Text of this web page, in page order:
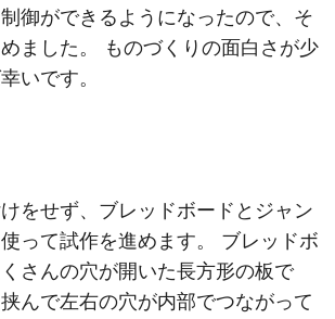
御ができるようになったので、そ
ました。 ものづくりの面白さが少
いです。
をせず、ブレッドボードとジャン
って試作を進めます。 ブレッドボ
さんの穴が開いた長方形の板で
んで左右の穴が内部でつながって